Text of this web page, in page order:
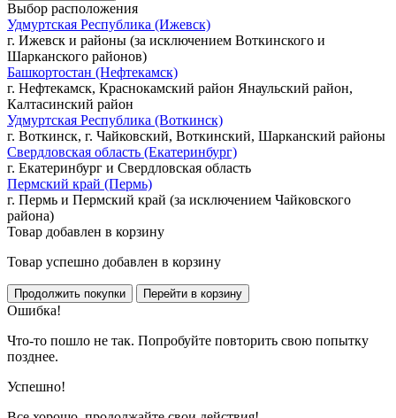
Выбор расположения
Удмуртская Республика (Ижевск)
г. Ижевск и районы (за исключением Воткинского и
Шарканского районов)
Башкортостан (Нефтекамск)
г. Нефтекамск, Краснокамский район Янаульский район,
Калтасинский район
Удмуртская Республика (Воткинск)
г. Воткинск, г. Чайковский, Воткинский, Шарканский районы
Свердловская область (Екатеринбург)
г. Екатеринбург и Свердловская область
Пермский край (Пермь)
г. Пермь и Пермский край (за исключением Чайковского
района)
Товар добавлен в корзину
Товар успешно добавлен в корзину
Ошибка!
Что-то пошло не так. Попробуйте повторить свою попытку
позднее.
Успешно!